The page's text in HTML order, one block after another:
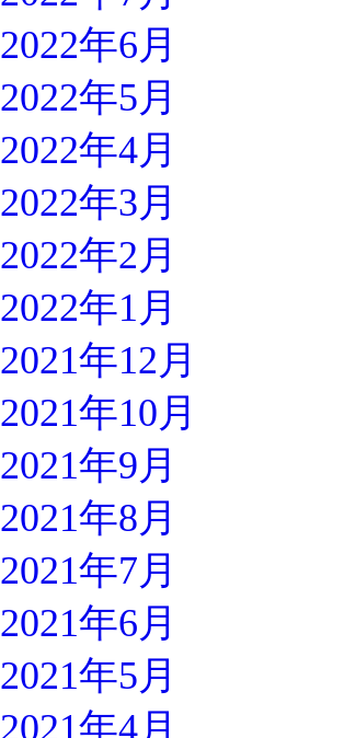
2022年6月
2022年5月
2022年4月
2022年3月
2022年2月
2022年1月
2021年12月
2021年10月
2021年9月
2021年8月
2021年7月
2021年6月
2021年5月
2021年4月